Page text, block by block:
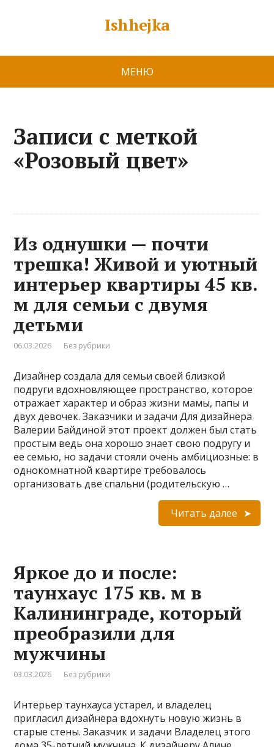
Ishhejka
МЕНЮ
Записи с меткой
«Розовый цвет»
Из однушки — почти
трешка! Живой и уютный
интерьер квартиры 45 кв.
м для семьи с двумя
детьми
06.03.2026 Без рубрики
Дизайнер создала для семьи своей близкой
подруги вдохновляющее пространство, которое
отражает характер и образ жизни мамы, папы и
двух девочек. Заказчики и задачи Для дизайнера
Валерии Байдиной этот проект должен был стать
простым ведь она хорошо знает свою подругу и
ее семью, но задачи стояли очень амбициозные: в
однокомнатной квартире требовалось
организовать две спальни (родительскую …
Читать далее
Яркое до и после:
таунхаус 175 кв. м в
Калининграде, который
преобразили для
мужчины
03.03.2026 Без рубрики
Интерьер таунхауса устарел, и владелец
пригласил дизайнера вдохнуть новую жизнь в
старые стены. Заказчик и задачи Владелец этого